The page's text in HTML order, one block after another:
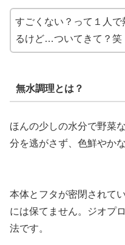
すごくない？って１人
るけど…ついてきて？笑
無水調理とは？
ほんの少しの水分で野菜
分を逃がさず、色鮮やか
本体とフタが密閉されて
には保てません。ジオプ
法です。